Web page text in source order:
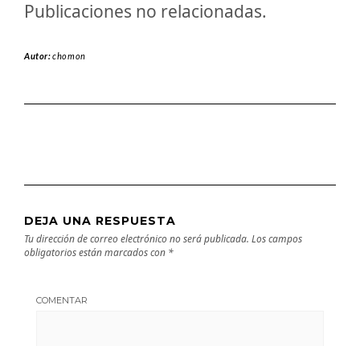
Publicaciones no relacionadas.
Autor:chomon
DEJA UNA RESPUESTA
Tu dirección de correo electrónico no será publicada. Los campos
obligatorios están marcados con *
COMENTAR